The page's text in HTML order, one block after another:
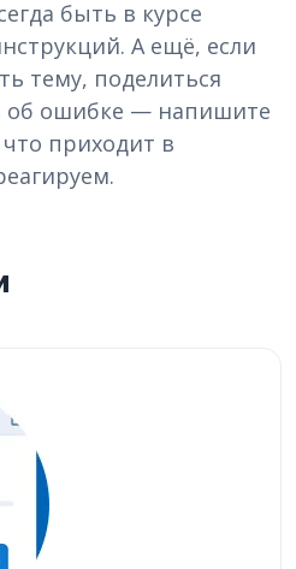
быть в курсе
А ещё, если
тему, поделиться
об ошибке — напишите
приходит в